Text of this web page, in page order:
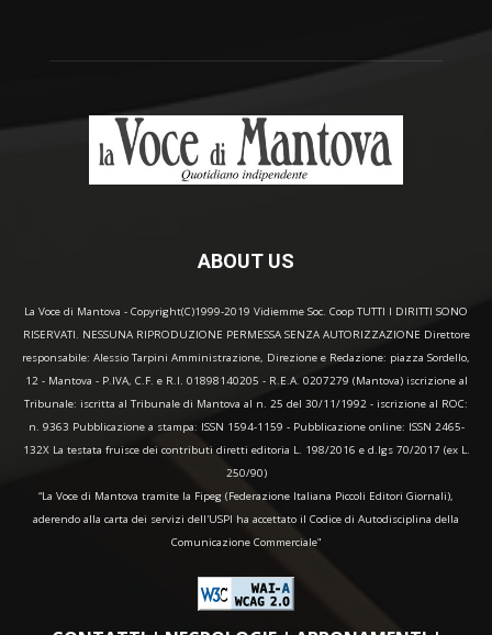
ABOUT US
La Voce di Mantova - Copyright(C)1999-2019 Vidiemme Soc. Coop TUTTI I DIRITTI SONO
RISERVATI. NESSUNA RIPRODUZIONE PERMESSA SENZA AUTORIZZAZIONE Direttore
responsabile: Alessio Tarpini Amministrazione, Direzione e Redazione: piazza Sordello,
12 - Mantova - P.IVA, C.F. e R.I. 01898140205 - R.E.A. 0207279 (Mantova) iscrizione al
Tribunale: iscritta al Tribunale di Mantova al n. 25 del 30/11/1992 - iscrizione al ROC:
n. 9363 Pubblicazione a stampa: ISSN 1594-1159 - Pubblicazione online: ISSN 2465-
132X La testata fruisce dei contributi diretti editoria L. 198/2016 e d.lgs 70/2017 (ex L.
250/90)
“La Voce di Mantova tramite la Fipeg (Federazione Italiana Piccoli Editori Giornali),
aderendo alla carta dei servizi dell'USPI ha accettato il Codice di Autodisciplina della
Comunicazione Commerciale"